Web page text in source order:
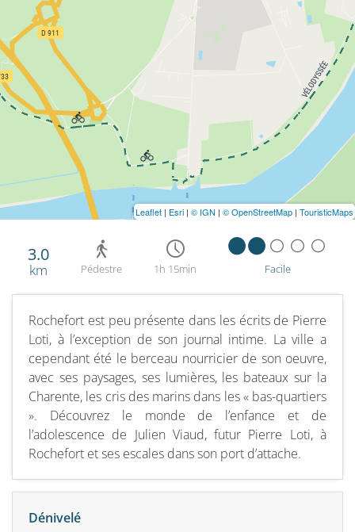
3.0
km Pédestre 1h 15min Facile
Rochefort est peu présente dans les écrits de Pierre
Loti, à l’exception de son journal intime. La ville a
cependant été le berceau nourricier de son oeuvre,
avec ses paysages, ses lumières, les bateaux sur la
Charente, les cris des marins dans les « bas-quartiers
». Découvrez le monde de l’enfance et de
l’adolescence de Julien Viaud, futur Pierre Loti, à
Rochefort et ses escales dans son port d’attache.
Dénivelé
Leaflet | Esri | © IGN | © OpenStreetMap | TouristicMaps